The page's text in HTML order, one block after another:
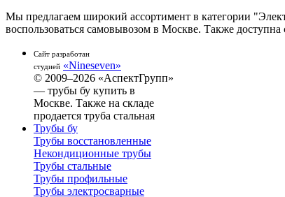
Мы предлагаем широкий ассортимент в категории
воспользоваться самовывозом в Москве. Также
Сайт разработан
студией «Nineseven»
© 2009–2026 «АспектГрупп»
— трубы бу купить в
Москве. Также на складе
продается труба стальная
Трубы бу
Трубы восстановленные
Некондиционные трубы
Трубы стальные
Трубы профильные
Трубы электросварные